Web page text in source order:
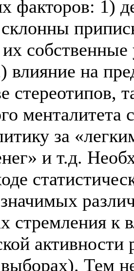
факторов: 1)
собственные
влияние на
стереотипов,
за
и т.д.
стремления к
активности
Тем